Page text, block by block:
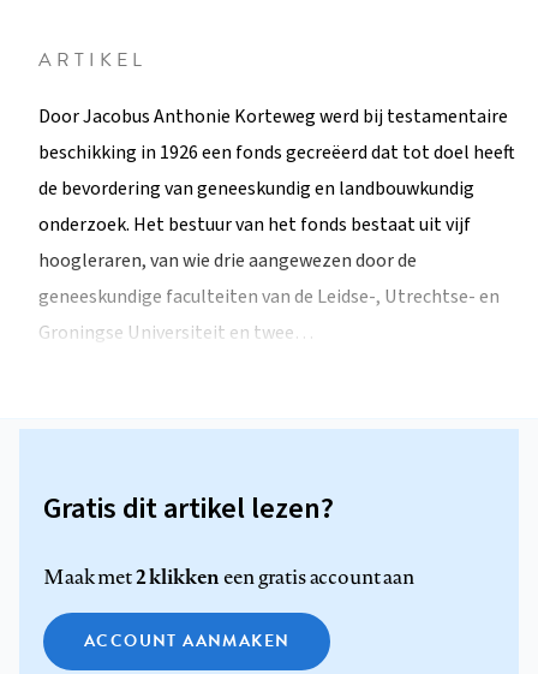
ARTIKEL
Door Jacobus Anthonie Korteweg werd bij testamentaire
beschikking in 1926 een fonds gecreëerd dat tot doel heeft
de bevordering van geneeskundig en landbouwkundig
onderzoek. Het bestuur van het fonds bestaat uit vijf
hoogleraren, van wie drie aangewezen door de
geneeskundige faculteiten van de Leidse-, Utrechtse- en
Groningse Universiteit en twee…
Gratis dit artikel lezen?
Maak met2 klikkeneen gratis account aan
ACCOUNT AANMAKEN